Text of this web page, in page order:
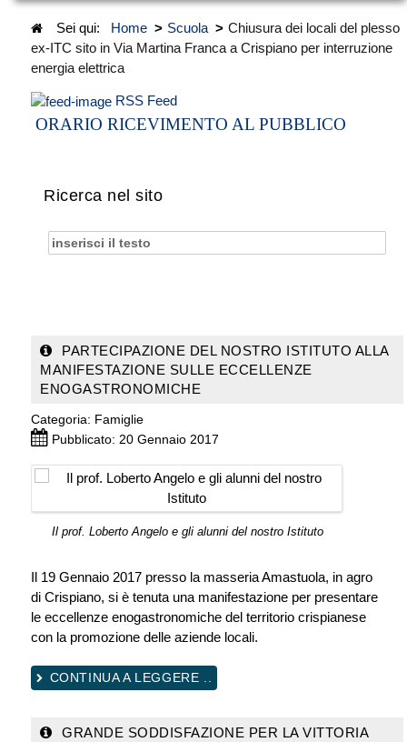
Sei qui: Home > Scuola > Chiusura dei locali del plesso
ex-ITC sito in Via Martina Franca a Crispiano per interruzione
energia elettrica
RSS Feed
ORARIO RICEVIMENTO AL PUBBLICO
Ricerca nel sito
PARTECIPAZIONE DEL NOSTRO ISTITUTO ALLA
MANIFESTAZIONE SULLE ECCELLENZE
ENOGASTRONOMICHE
Categoria: Famiglie
Pubblicato: 20 Gennaio 2017
Il prof. Loberto Angelo e gli alunni del nostro Istituto
Il 19 Gennaio 2017 presso la masseria Amastuola, in agro
di Crispiano, si è tenuta una manifestazione per presentare
le eccellenze enogastronomiche del territorio crispianese
con la promozione delle aziende locali.
CONTINUA A LEGGERE ..
GRANDE SODDISFAZIONE PER LA VITTORIA